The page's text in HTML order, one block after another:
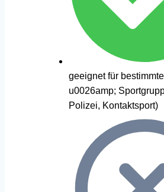
geeignet für
u0026amp;
Polizei, Kontaktsport)